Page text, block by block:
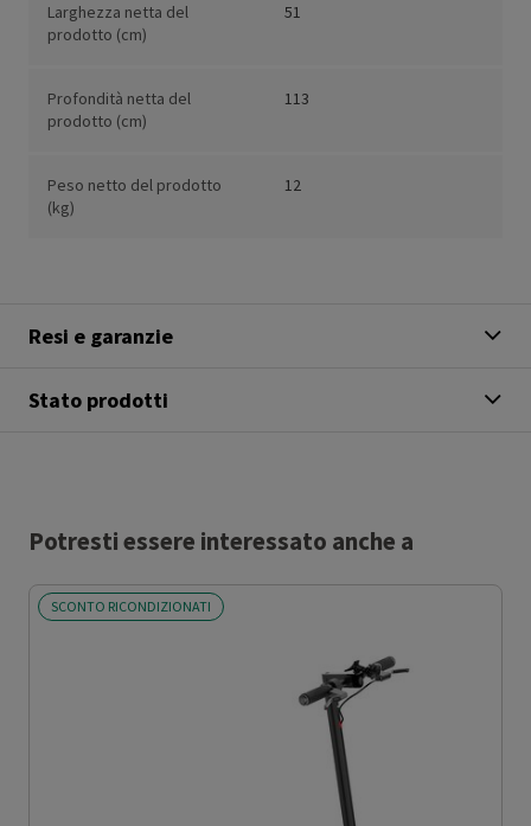
Larghezza netta del
prodotto (cm)
51
Profondità netta del
prodotto (cm)
113
Peso netto del prodotto
(kg)
12
Resi e garanzie
Stato prodotti
Potresti essere interessato anche a
SCONTO RICONDIZIONATI